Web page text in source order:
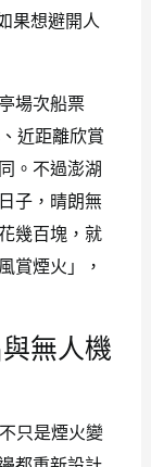
果想避開人
場次船票
近距離欣賞
。不過澎湖
子，晴朗無
幾百塊，就
賞煙火」，
無人機
只是煙火變